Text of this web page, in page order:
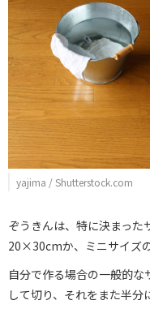
yajima / Shutterstock.com
ぞうきんは、特に決まっ
20×30cmか、ミニサイズ
自分で作る場合の一般的
して切り、それをまた半分